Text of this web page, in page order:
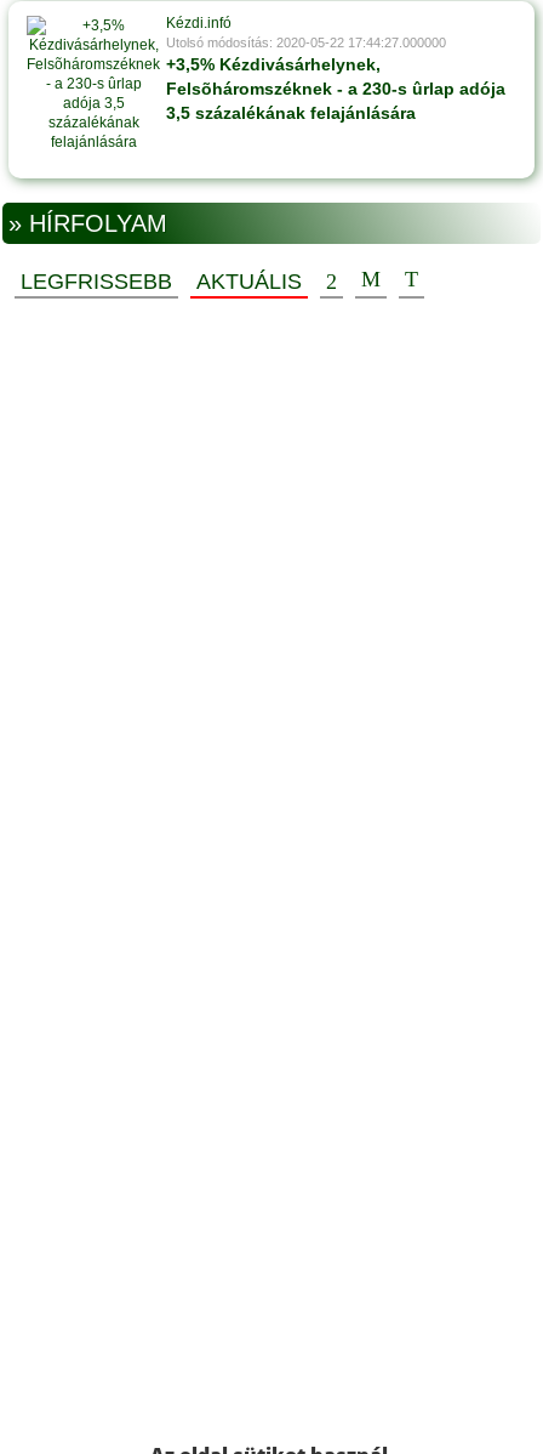
Kézdi.infó
Utolsó módosítás: 2020-05-22 17:44:27.000000
+3,5% Kézdivásárhelynek,
Felsõháromszéknek - a 230-s ûrlap adója
3,5 százalékának felajánlására
» HÍRFOLYAM
LEGFRISSEBB AKTUÁLIS